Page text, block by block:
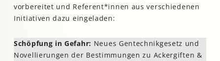
vorbereitet und Referent*innen aus verschiedenen
Initiativen dazu eingeladen:
Schöpfung in Gefahr: Neues Gentechnikgesetz und
Novellierungen der Bestimmungen zu Ackergiften &